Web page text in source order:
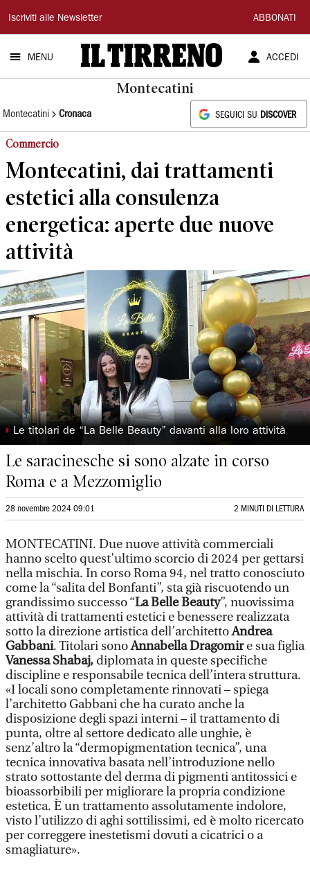
Il
Tirreno
Iscriviti alle Newsletter ABBONATI
MENU ACCEDI
Montecatini
Montecatini Cronaca SEGUICI SU DISCOVER
Commercio
Montecatini, dai trattamenti
estetici alla consulenza
energetica: aperte due nuove
attività
◗ Le titolari de “La Belle Beauty” davanti alla loro attività
Le saracinesche si sono alzate in corso
Roma e a Mezzomiglio
28 novembre 2024 09:01 2 MINUTI DI LETTURA
MONTECATINI. Due nuove attività commerciali
hanno scelto quest’ultimo scorcio di 2024 per gettarsi
nella mischia. In corso Roma 94, nel tratto conosciuto
come la “salita del Bonfanti”, sta già riscuotendo un
grandissimo successo “La Belle Beauty”, nuovissima
attività di trattamenti estetici e benessere realizzata
sotto la direzione artistica dell’architettoAndrea
Gabbani. Titolari sonoAnnabella Dragomire sua figlia
Vanessa Shabaj, diplomata in queste specifiche
discipline e responsabile tecnica dell’intera struttura.
«I locali sono completamente rinnovati – spiega
l’architetto Gabbani che ha curato anche la
disposizione degli spazi interni – il trattamento di
punta, oltre al settore dedicato alle unghie, è
senz’altro la “dermopigmentation tecnica”, una
tecnica innovativa basata nell’introduzione nello
strato sottostante del derma di pigmenti antitossici e
bioassorbibili per migliorare la propria condizione
estetica. È un trattamento assolutamente indolore,
visto l’utilizzo di aghi sottilissimi, ed è molto ricercato
per correggere inestetismi dovuti a cicatrici o a
smagliature».